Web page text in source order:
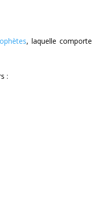
, laquelle comporte
: